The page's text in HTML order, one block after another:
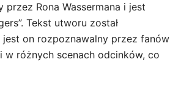
przez Rona Wassermana i jest
Tekst utworu został
on rozpoznawalny przez fanów
w różnych scenach odcinków, co